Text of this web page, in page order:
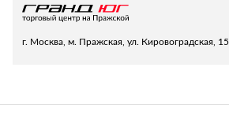
г. Москва, м. Пражская, ул. Кировоградская, 15